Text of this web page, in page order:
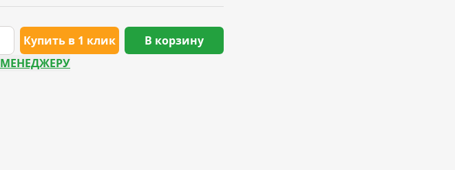
Купить в 1 клик
В корзину
МЕНЕДЖЕРУ